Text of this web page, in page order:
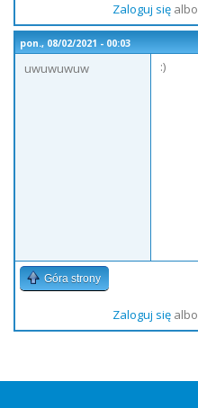
Zaloguj sięalbo
pon., 08/02/2021 - 00:03
uwuwuwuw
:)
Góra strony
Zaloguj sięalbo